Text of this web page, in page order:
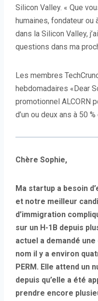
Silicon Valley. « Que
humaines, fondateur ou
dans la Silicon Valley,
questions dans ma
Les membres
hebdomadaires «Dear
promotionnel ALCORN
d’un ou deux ans à 50
Chère Sophie,
Ma startup a besoin
et notre meilleur
d’immigration
sur un H-1B depuis
actuel a demandé
nom il y a environ
PERM. Elle attend un
depuis qu’elle a été
prendre encore